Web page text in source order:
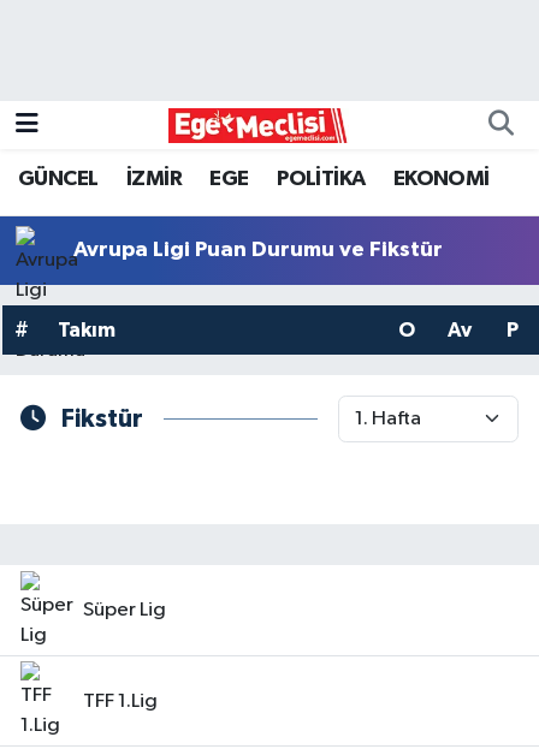
GÜNCEL İZMİR EGE POLİTİKA EKONOMİ
Avrupa Ligi Puan Durumu ve Fikstür
# Takım O Av P
Fikstür
Süper Lig
TFF 1.Lig
GÜNCEL
ÖZEL HABER